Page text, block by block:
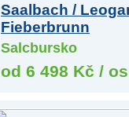
Saalbach /
Fieberbrunn
Salcbursko
od 6 498 Kč /